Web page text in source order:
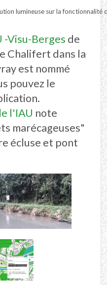
lumineuse sur la fonctionnalité
-Visu-Berges de
Chalifert dans la
est nommé
pouvez le
l'IAU note
marécageuses"
écluse et pont